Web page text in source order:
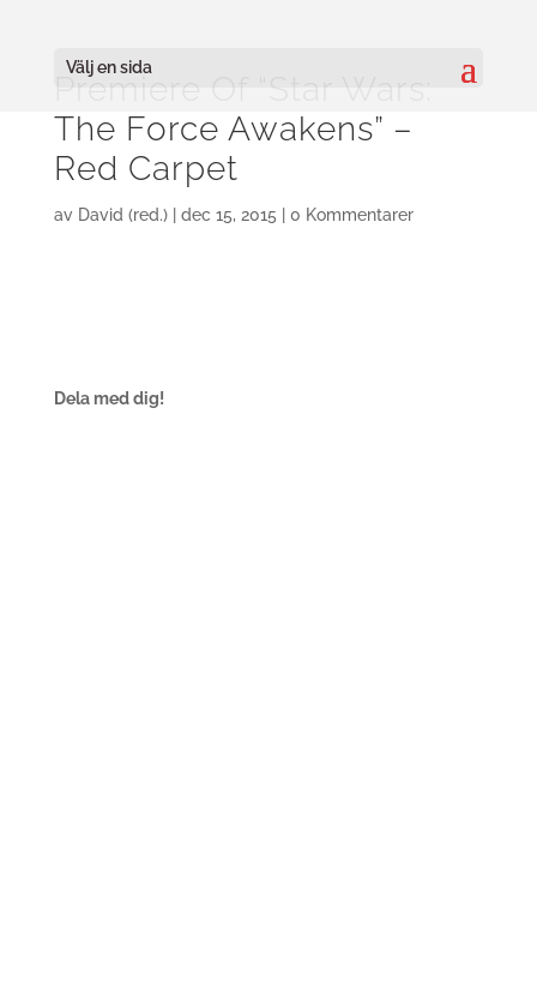
Välj en sida
Premiere Of “Star Wars:
The Force Awakens” –
Red Carpet
av David (red.)| dec 15, 2015 0 Kommentarer
Dela med dig!